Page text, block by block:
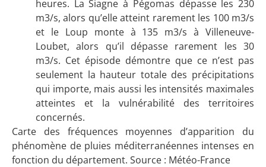
heures. La Siagne à Pégomas dépasse les 230
m3/s, alors qu’elle atteint rarement les 100 m3/s
et le Loup monte à 135 m3/s à Villeneuve-
Loubet, alors qu’il dépasse rarement les 30
m3/s. Cet épisode démontre que ce n’est pas
seulement la hauteur totale des précipitations
qui importe, mais aussi les intensités maximales
atteintes et la vulnérabilité des territoires
concernés.
Carte des fréquences moyennes d’apparition du
phénomène de pluies méditerranéennes intenses en
fonction du département. Source : Météo-France